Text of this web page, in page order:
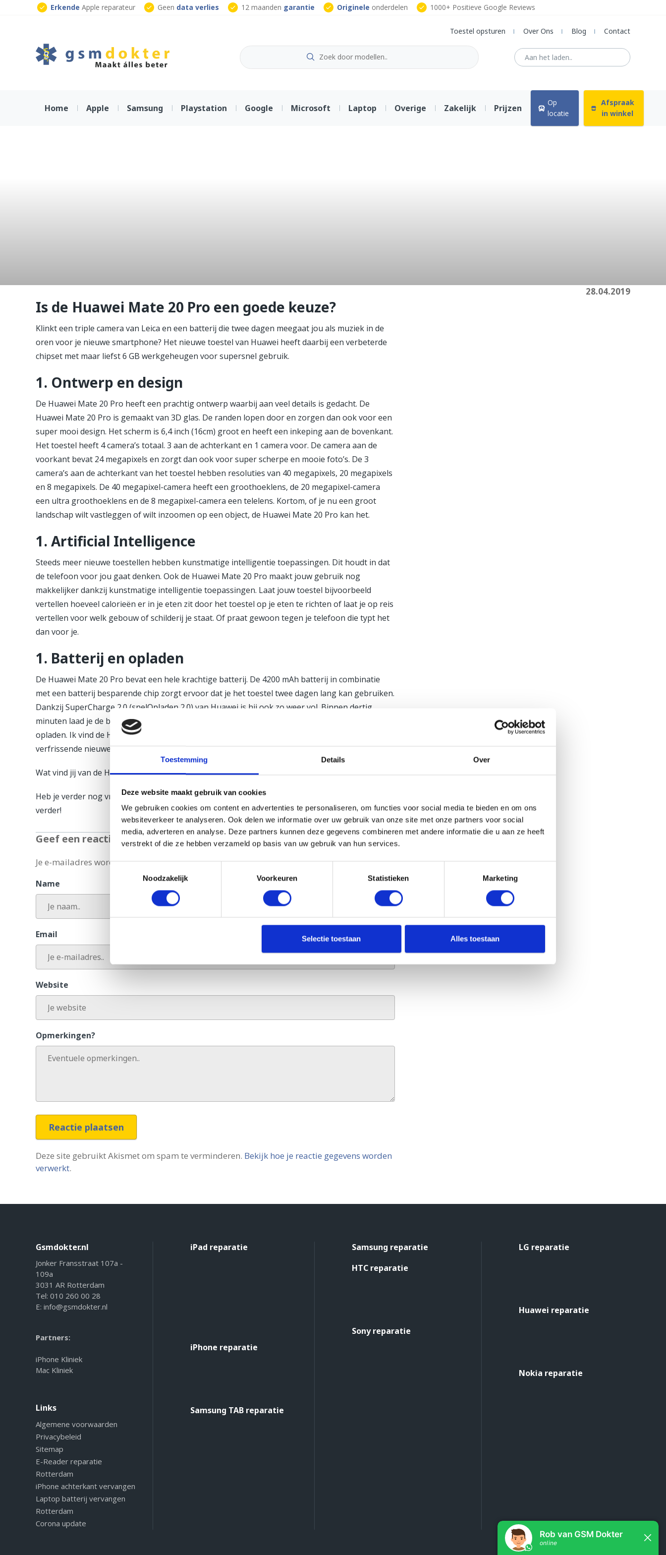
Toestemming Details Over
Deze website maakt gebruik van cookies
We gebruiken cookies om content en advertenties te personaliseren, om functies voor social media te bieden en om ons
websiteverkeer te analyseren. Ook delen we informatie over uw gebruik van onze site met onze partners voor social
media, adverteren en analyse. Deze partners kunnen deze gegevens combineren met andere informatie die u aan ze heeft
verstrekt of die ze hebben verzameld op basis van uw gebruik van hun services.
Toestemmingsselectie
Noodzakelijk
Voorkeuren Statistieken Marketing
Selectie toestaan Alles toestaan
Erkende Apple reparateur Geen data verlies 12 maanden garantie Originele onderdelen
1000+ Positieve Google Reviews
Toestel opsturen
Over Ons Blog Contact
Home Apple Samsung Playstation Google Microsoft Laptop Overige Zakelijk Prijzen
Op
locatie
Afspraak
in winkel
28.04.2019
Is de Huawei Mate 20 Pro een goede keuze?
Klinkt een triple camera van Leica en een batterij die twee dagen meegaat jou als muziek in de
oren voor je nieuwe smartphone? Het nieuwe toestel van Huawei heeft daarbij een verbeterde
chipset met maar liefst 6 GB werkgeheugen voor supersnel gebruik.
1. Ontwerp en design
De Huawei Mate 20 Pro heeft een prachtig ontwerp waarbij aan veel details is gedacht. De
Huawei Mate 20 Pro is gemaakt van 3D glas. De randen lopen door en zorgen dan ook voor een
super mooi design. Het scherm is 6,4 inch (16cm) groot en heeft een inkeping aan de bovenkant.
Het toestel heeft 4 camera’s totaal. 3 aan de achterkant en 1 camera voor. De camera aan de
voorkant bevat 24 megapixels en zorgt dan ook voor super scherpe en mooie foto’s. De 3
camera’s aan de achterkant van het toestel hebben resoluties van 40 megapixels, 20 megapixels
en 8 megapixels. De 40 megapixel-camera heeft een groothoeklens, de 20 megapixel-camera
een ultra groothoeklens en de 8 megapixel-camera een telelens. Kortom, of je nu een groot
landschap wilt vastleggen of wilt inzoomen op een object, de Huawei Mate 20 Pro kan het.
1. Artificial Intelligence
Steeds meer nieuwe toestellen hebben kunstmatige intelligentie toepassingen. Dit houdt in dat
de telefoon voor jou gaat denken. Ook de Huawei Mate 20 Pro maakt jouw gebruik nog
makkelijker dankzij kunstmatige intelligentie toepassingen. Laat jouw toestel bijvoorbeeld
vertellen hoeveel calorieën er in je eten zit door het toestel op je eten te richten of laat je op reis
vertellen voor welk gebouw of schilderij je staat. Of praat gewoon tegen je telefoon die typt het
dan voor je.
1. Batterij en opladen
De Huawei Mate 20 Pro bevat een hele krachtige batterij. De 4200 mAh batterij in combinatie
met een batterij besparende chip zorgt ervoor dat je het toestel twee dagen lang kan gebruiken.
Dankzij SuperCharge 2.0 (snelOpladen 2.0) van Huawei is hij ook zo weer vol. Binnen dertig
minuten laad je de batterij van nul naar 70 procent. Ook kan je de Huawei Mate 20 Pro draadloos
opladen. Ik vind de Huawei Mate 20 Pro zeker een deal het is een nieuw toestel met heel veel
verfrissende nieuwe functies.
Wat vind jij van de Huawei Mate 20 Pro?
Heb je verder nog vragen? Kom dan gerust langs bij ons in de winkel. Wij helpen jou graag
verder!
Geef een reactie
Je e-mailadres wordt niet gepubliceerd.Vereiste velden zijn gemarkeerd met*
Name
Email
Website
Opmerkingen?
Reactie plaatsen
Deze site gebruikt Akismet om spam te verminderen. Bekijk hoe je reactie gegevens worden
verwerkt.
Gsmdokter.nl
Jonker Fransstraat 107a -
109a
3031 AR Rotterdam
Tel: 010 260 00 28
E: info@gsmdokter.nl
Partners:
iPhone Kliniek
Mac Kliniek
Links
Algemene voorwaarden
Privacybeleid
Sitemap
E-Reader reparatie
Rotterdam
iPhone achterkant vervangen
Laptop batterij vervangen
Rotterdam
Corona update
iPad reparatie
iPhone reparatie
Samsung TAB reparatie
Samsung reparatie
HTC reparatie
Sony reparatie
LG reparatie
Huawei reparatie
Nokia reparatie